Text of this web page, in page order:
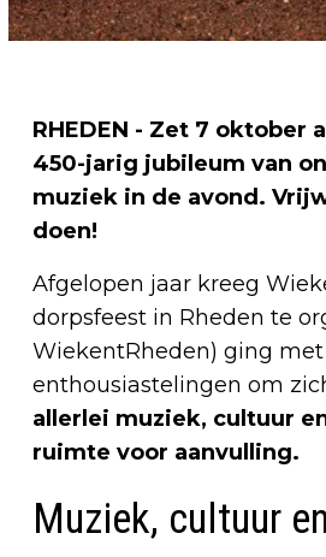
RHEDEN - Zet 7
450-jarig jubileum van
muziek in de avond.
doen!
Afgelopen jaar kreeg
dorpsfeest in Rheden te
WiekentRheden) ging
enthousiastelingen om
allerlei muziek, cultuur
ruimte voor aanvulling.
Muziek, cultuur